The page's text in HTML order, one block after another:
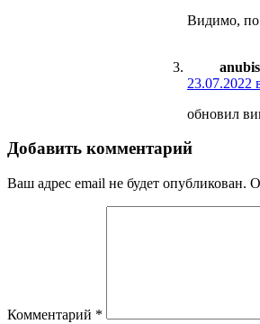
Видимо, по
anubis
23.07.2022
обновил
Добавить комментарий
Ваш адрес email не будет опубликован.
Комментарий *